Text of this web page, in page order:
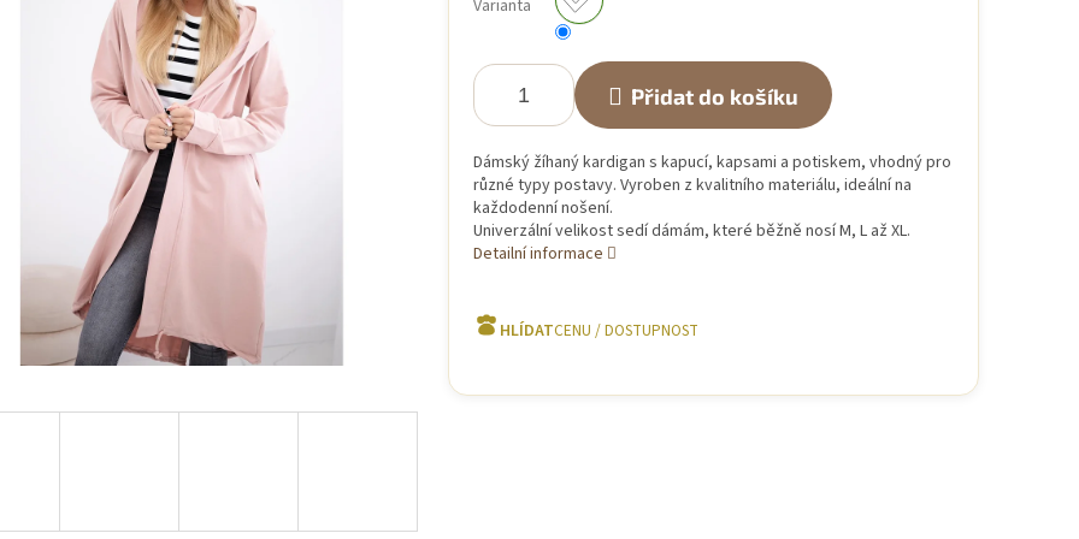
Varianta
Přidat do košíku
Dámský žíhaný kardigan s kapucí, kapsami a potiskem, vhodný pro
různé typy postavy. Vyroben z kvalitního materiálu, ideální na
každodenní nošení.
Univerzální velikost sedí dámám, které běžně nosí M, L až XL.
Detailní informace
HLÍDAT